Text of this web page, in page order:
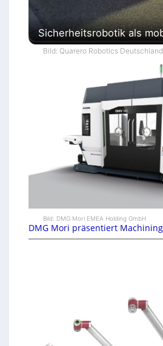
Sicherheitsrobotik als
Bild: Quarero Robotics
Bild: DMG Mori EMEA Holding GmbH
DMG Mori präsentiert